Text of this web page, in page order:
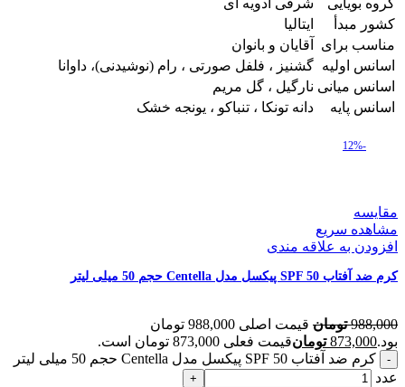
کشور مبدأ
ایتالیا
مناسب برای
آقایان و بانوان
اسانس اولیه گشنیز ، فلفل صورتی ، رام (نوشیدنی)، داوانا
اسانس میانی نارگیل ، گل مریم
اسانس پایه
دانه تونکا ، تنباکو ، یونجه خشک
-12%
مقایسه
مشاهده سریع
افزودن به علاقه مندی
کرم ضد آفتاب SPF 50 پیکسل مدل Centella حجم 50 میلی لیتر
988,000 تومان
قیمت اصلی 988,000 تومان
بود.873,000 تومانقیمت فعلی 873,000 تومان است.
کرم ضد آفتاب SPF 50 پیکسل مدل Centella حجم 50 میلی لیتر
عدد